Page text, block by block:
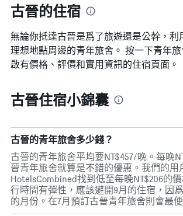
一
週
中
的
各
天
表
具
1
條
Y
軸，
顯
示
房
間
古晉的住宿
無論你抵達古晉​是爲了旅遊還是公幹，利
理想地點周邊的青年旅舍。 按一下青年
啟有價格、評價和實用資訊的住宿頁面。
古晉住宿小錦囊
古晉的青年旅舍多少錢？
古晉的青年旅舍平均要NT$457/晚。每晚
晉青年旅舍就算是不錯的優惠。我們的用
HotelsCombined找到低至每晚NT$206的
行時間有彈性，應該避開9月的住宿，因
的月份。在7月預訂古晉青年旅舍則會最便